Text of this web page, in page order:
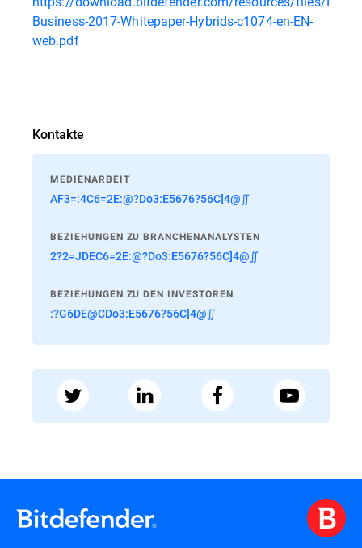
Business-2017-Whitepaper-Hybrids-c1074-en-EN-
web.pdf
Kontakte
MEDIENARBEIT
AF3=:4C6=2E:@?Do3:E5676?56C]4@∬
BEZIEHUNGEN ZU BRANCHENANALYSTEN
2?2=JDEC6=2E:@?Do3:E5676?56C]4@∬
BEZIEHUNGEN ZU DEN INVESTOREN
:?G6DE@CDo3:E5676?56C]4@∬